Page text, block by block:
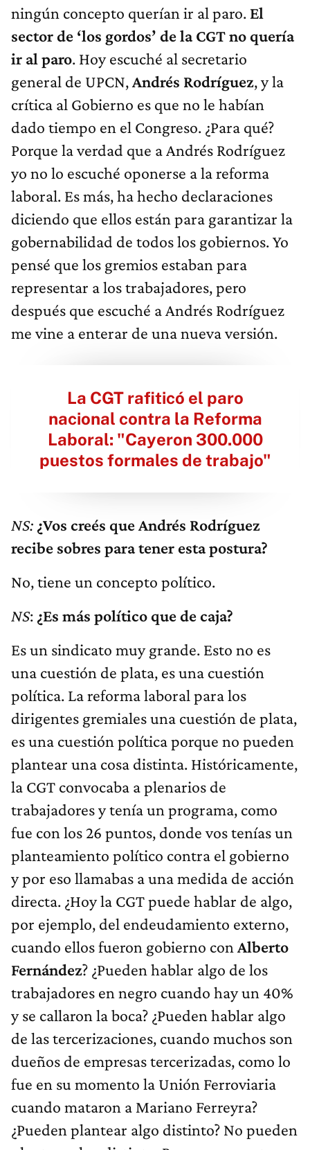
ningún concepto querían ir al paro. El
sector de ‘los gordos’ de la CGT no quería
ir al paro. Hoy escuché al secretario
general de UPCN,Andrés Rodríguez, y la
crítica al Gobierno es que no le habían
dado tiempo en el Congreso. ¿Para qué?
Porque la verdad que a Andrés Rodríguez
yo no lo escuché oponerse a la reforma
laboral. Es más, ha hecho declaraciones
diciendo que ellos están para garantizar la
gobernabilidad de todos los gobiernos. Yo
pensé que los gremios estaban para
representar a los trabajadores, pero
después que escuché a Andrés Rodríguez
me vine a enterar de una nueva versión.
La CGT rafiticó el paro
nacional contra la Reforma
Laboral: "Cayeron 300.000
puestos formales de trabajo"
NS: ¿Vos creés que Andrés Rodríguez
recibe sobres para tener esta postura?
No, tiene un concepto político.
NS: ¿Es más político que de caja?
Es un sindicato muy grande. Esto no es
una cuestión de plata, es una cuestión
política. La reforma laboral para los
dirigentes gremiales una cuestión de plata,
es una cuestión política porque no pueden
plantear una cosa distinta. Históricamente,
la CGT convocaba a plenarios de
trabajadores y tenía un programa, como
fue con los 26 puntos, donde vos tenías un
planteamiento político contra el gobierno
y por eso llamabas a una medida de acción
directa. ¿Hoy la CGT puede hablar de algo,
por ejemplo, del endeudamiento externo,
cuando ellos fueron gobierno con Alberto
Fernández? ¿Pueden hablar algo de los
trabajadores en negro cuando hay un 40%
y se callaron la boca? ¿Pueden hablar algo
de las tercerizaciones, cuando muchos son
dueños de empresas tercerizadas, como lo
fue en su momento la Unión Ferroviaria
cuando mataron a Mariano Ferreyra?
¿Pueden plantear algo distinto? No pueden